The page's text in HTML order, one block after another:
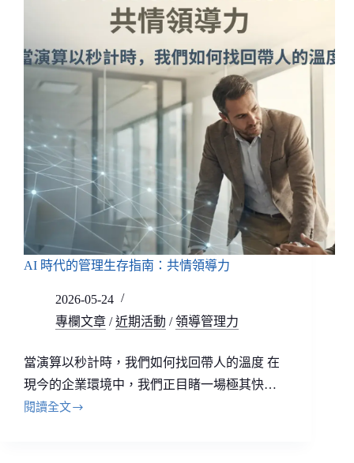
AI 時代的管理生存指南：共情領導力
2026-05-24
專欄文章 /近期活動 /領導管理力
當演算以秒計時，我們如何找回帶人的溫度 在
現今的企業環境中，我們正目睹一場極其快…
閱讀全文